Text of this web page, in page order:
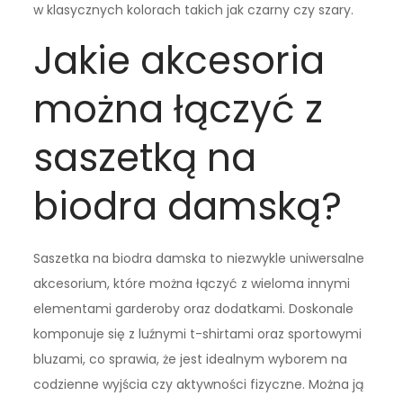
w klasycznych kolorach takich jak czarny czy szary.
Jakie akcesoria
można łączyć z
saszetką na
biodra damską?
Saszetka na biodra damska to niezwykle uniwersalne
akcesorium, które można łączyć z wieloma innymi
elementami garderoby oraz dodatkami. Doskonale
komponuje się z luźnymi t-shirtami oraz sportowymi
bluzami, co sprawia, że jest idealnym wyborem na
codzienne wyjścia czy aktywności fizyczne. Można ją